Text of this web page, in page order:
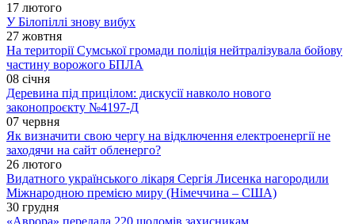
17 лютого
У Білопіллі знову вибух
27 жовтня
На території Сумської громади поліція нейтралізувала бойову
частину ворожого БПЛА
08 січня
Деревина під прицілом: дискусії навколо нового
законопроєкту №4197-Д
07 червня
Як визначити свою чергу на відключення електроенергії не
заходячи на сайт обленерго?
26 лютого
Видатного українського лікаря Сергія Лисенка нагородили
Міжнародною премією миру (Німеччина – США)
30 грудня